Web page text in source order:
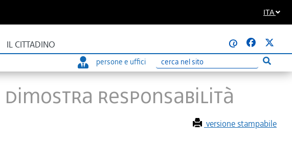
ITA
IL CITTADINO @
persone e uffici
Ricerca Esegui
dimostra responsabilità
versione stampabile